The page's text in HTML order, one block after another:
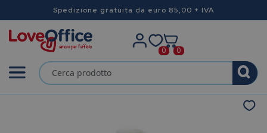
Spedizione gratuita da euro 85,00 + IVA
0 0